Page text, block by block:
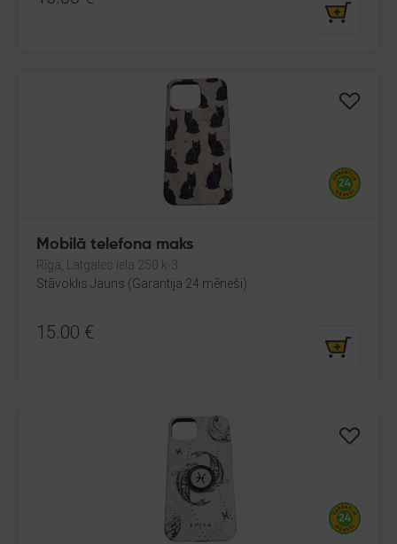
Mobilā telefona maks
Rīga, Latgales iela 250 k-3
Stāvoklis Jauns (Garantija 24 mēneši)
15.00 €